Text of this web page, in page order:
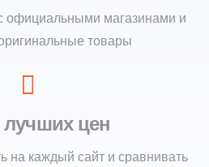
официальными магазинами и
товары
цен
на каждый сайт и сравнивать